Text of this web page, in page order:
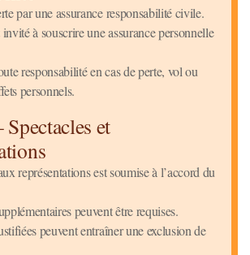
par une assurance responsabilité civile.
à souscrire une assurance personnelle
responsabilité en cas de perte, vol ou
personnels.
et
représentations est soumise à l’accord du
peuvent être requises.
peuvent entraîner une exclusion de